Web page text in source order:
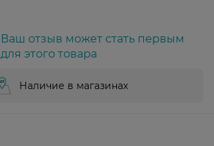
Ваш отзыв может стать первым
для этого товара
Наличие в магазинах